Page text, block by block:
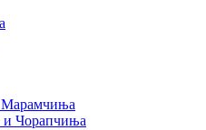
и Чорапчиња